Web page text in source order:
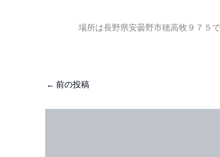
場所は長野県安曇野市穂高牧９７５
← 前の投稿